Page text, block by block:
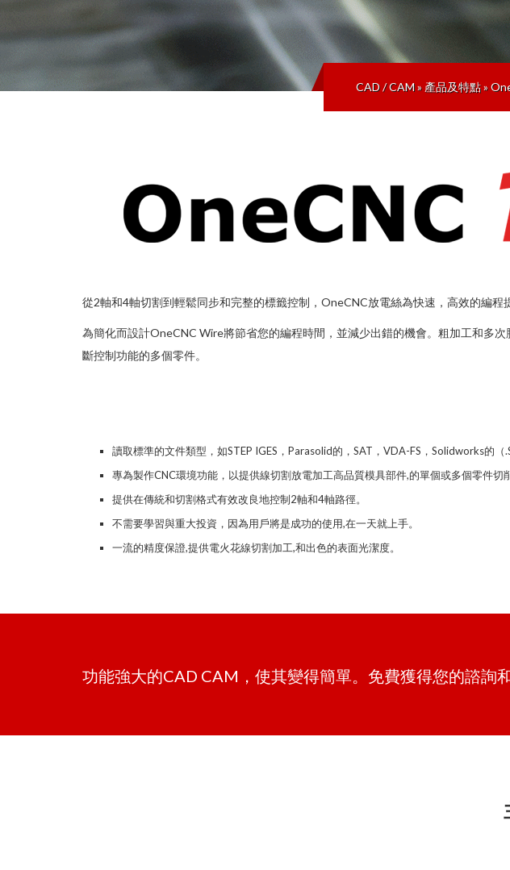
CAD / CAM» 產品及特點»
從2軸和4軸切割到輕鬆同步和完整的標籤控制，OneCNC放電絲為快速，高效的編程
為簡化而設計OneCNC Wire將節省您的編程時間，並減少出錯的機會。粗加工和多
斷控制功能的多個零件。
讀取標準的文件類型，如STEP IGES，Parasolid的，SAT，VDA-FS，Solidworks的（
專為製作CNC環境功能，以提供線切割放電加工高品質模具部件,的單個或多個零件切
提供在傳統和切割格式有效改良地控制2軸和4軸路徑。
不需要學習與重大投資，因為用戶將是成功的使用,在一天就上手。
一流的精度保證,提供電火花線切割加工,和出色的表面光潔度。
功能強大的CAD CAM，使其變得簡單。免費獲得您的諮詢